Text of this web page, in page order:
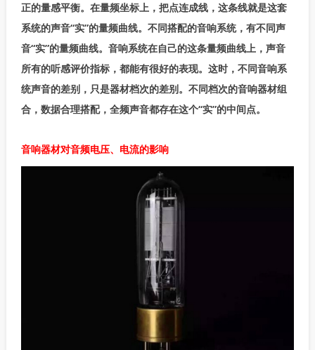
正的量感平衡。在量频坐标上，把点连成线，这条线就是这套
系统的声音“实”的量频曲线。不同搭配的音响系统，有不同声
音“实”的量频曲线。音响系统在自己的这条量频曲线上，声音
所有的听感评价指标，都能有很好的表现。这时，不同音响系
统声音的差别，只是器材档次的差别。不同档次的音响器材组
合，数据合理搭配，全频声音都存在这个“实”的中间点。
音响器材对音频电压、电流的影响